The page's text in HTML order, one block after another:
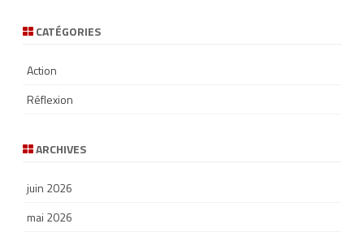
CATÉGORIES
Action
Réflexion
ARCHIVES
juin 2026
mai 2026